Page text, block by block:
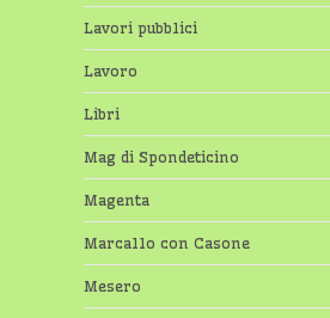
Lavori pubblici
Lavoro
Libri
Mag di Spondeticino
Magenta
Marcallo con Casone
Mesero